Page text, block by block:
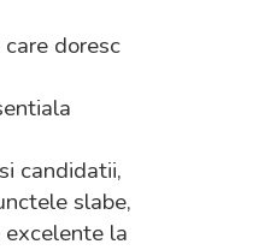
doresc
candidatii,
slabe,
la